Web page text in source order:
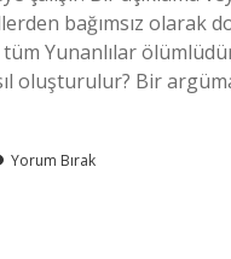
bağımsız olarak
Yunanlılar
oluşturulur? Bir
Yorum Bırak